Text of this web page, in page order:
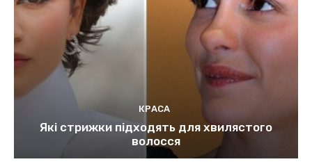
КРАСА
Які стрижки підходять для хвилястого
волосся